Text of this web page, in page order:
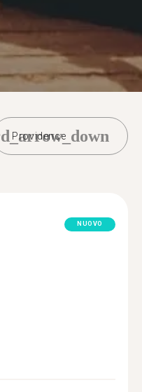
Providence
NUOVO